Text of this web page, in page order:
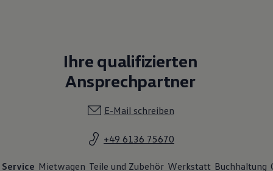
Ihre qualifizierten
Ansprechpartner
E-Mail schreiben
+49 6136 75670
Service Mietwagen Teile und Zubehör Werkstatt Buchhaltung